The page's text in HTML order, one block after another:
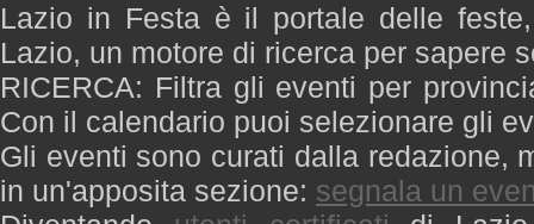
Lazio in Festa è il portale delle
Lazio, un motore di ricerca per sapere
RICERCA: Filtra gli eventi per
Con il calendario puoi selezionare gli
Gli eventi sono curati dalla redazione,
in un'apposita sezione: segnala un